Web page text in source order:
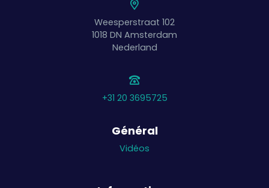
Weesperstraat 102
1018 DN Amsterdam
Nederland
+31 20 3695725
Général
Vidéos